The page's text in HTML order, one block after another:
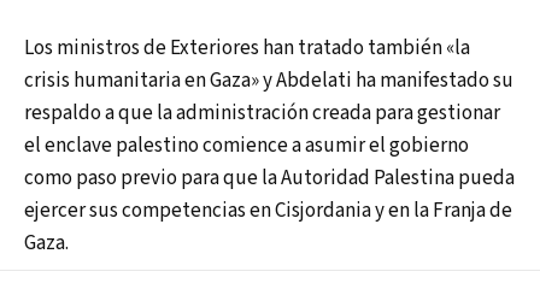
Los ministros de Exteriores han tratado también «la
crisis humanitaria en Gaza» y Abdelati ha manifestado su
respaldo a que la administración creada para gestionar
el enclave palestino comience a asumir el gobierno
como paso previo para que la Autoridad Palestina pueda
ejercer sus competencias en Cisjordania y en la Franja de
Gaza.